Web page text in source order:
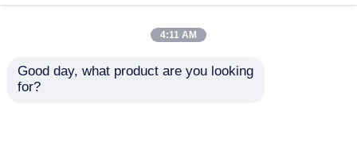
প্রসারিত ধাতু তারের জাল
4:11 AM
Good day, what product are you looking
for?